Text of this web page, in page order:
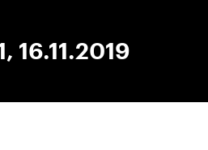
16.11.2019